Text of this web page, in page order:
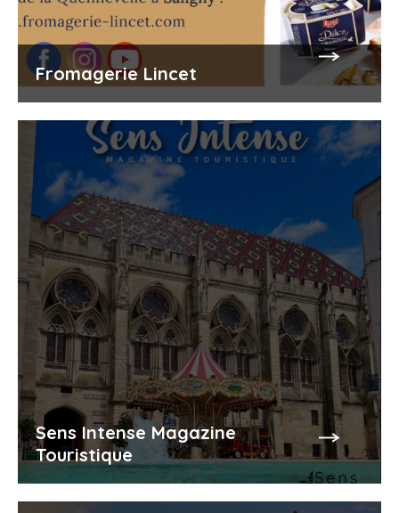
Fromagerie Lincet
Sens Intense Magazine
Touristique